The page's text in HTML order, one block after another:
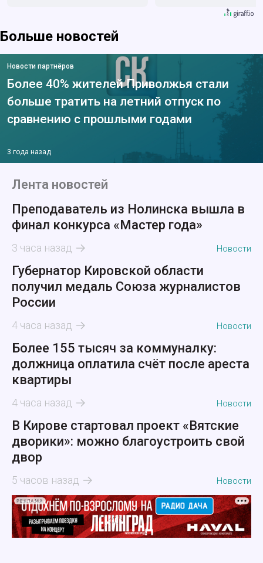
Больше новостей
Новости партнёров
Более 40% жителей Приволжья стали
больше тратить на летний отпуск по
сравнению с прошлыми годами
3 года назад
Лента новостей
Преподаватель из Нолинска вышла в
финал конкурса «Мастер года»
3 часа назад Новости
Губернатор Кировской области
получил медаль Союза журналистов
России
4 часа назад Новости
Более 155 тысяч за коммуналку:
должница оплатила счёт после ареста
квартиры
4 часа назад Новости
В Кирове стартовал проект «Вятские
дворики»: можно благоустроить свой
двор
5 часов назад Новости
РЕКЛАМА